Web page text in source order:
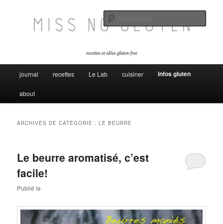
principal
journal recettes Le Lab cuisiner infos gluten
about
ARCHIVES DE CATÉGORIE :LE BEURRE
Le beurre aromatisé, c’est
facile!
Publié le